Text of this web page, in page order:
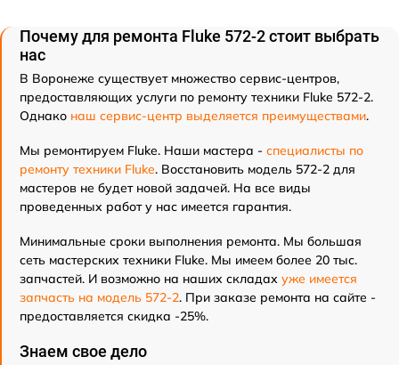
Почему для ремонта Fluke 572-2 стоит выбрать
нас
В Воронеже существует множество сервис-центров,
предоставляющих услуги по ремонту техники Fluke 572-2.
Однако наш сервис-центр выделяется преимуществами.
Мы ремонтируем Fluke. Наши мастера - специалисты по
ремонту техники Fluke. Восстановить модель 572-2 для
мастеров не будет новой задачей. На все виды
проведенных работ у нас имеется гарантия.
Минимальные сроки выполнения ремонта. Мы большая
сеть мастерских техники Fluke. Мы имеем более 20 тыс.
запчастей. И возможно на наших складах уже имеется
запчасть на модель 572-2. При заказе ремонта на сайте -
предоставляется скидка -25%.
Знаем свое дело